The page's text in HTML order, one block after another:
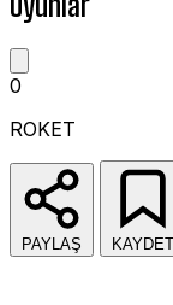
0
ROKET
PAYLAŞ KAYDET